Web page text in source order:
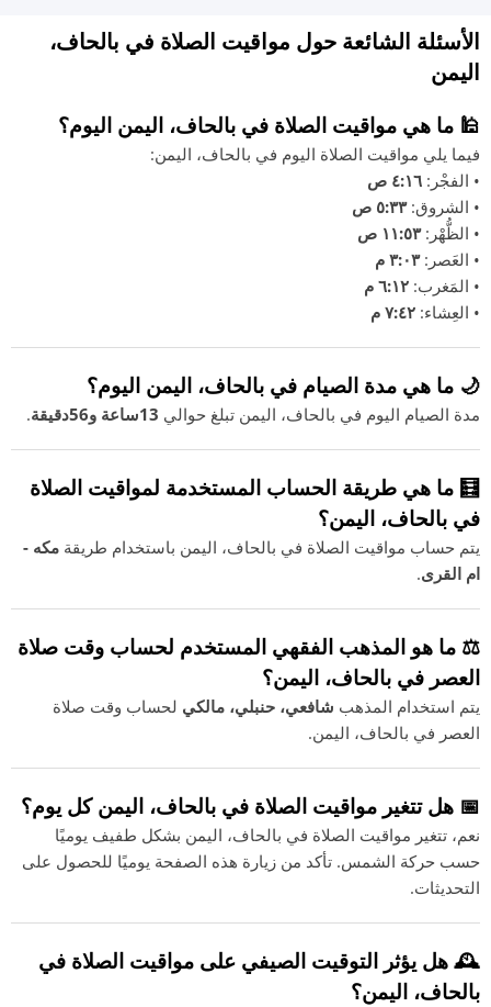
الأسئلة الشائعة حول مواقيت الصلاة في بالحاف،
اليمن
🕌 ما هي مواقيت الصلاة في بالحاف، اليمن اليوم؟
فيما يلي مواقيت الصلاة اليوم في بالحاف، اليمن:
• الفجْر: ٤:١٦ ص
• الشروق:٥:٣٣ ص
• الظُّهْر:١١:٥٣ ص
• العَصر:٣:٠٣ م
• المَغرب: ٦:١٢ م
• العِشاء: ٧:٤٢ م
🌙 ما هي مدة الصيام في بالحاف، اليمن اليوم؟
مدة الصيام اليوم في بالحاف، اليمن تبلغ حوالي 13ساعة و56دقيقة .
🧮 ما هي طريقة الحساب المستخدمة لمواقيت الصلاة
في بالحاف، اليمن؟
يتم حساب مواقيت الصلاة في بالحاف، اليمن باستخدام طريقة مكه -
ام القرى.
⚖️ ما هو المذهب الفقهي المستخدم لحساب وقت صلاة
العصر في بالحاف، اليمن؟
يتم استخدام المذهب شافعي، حنبلي، مالكي لحساب وقت صلاة
العصر في بالحاف، اليمن.
📅 هل تتغير مواقيت الصلاة في بالحاف، اليمن كل يوم؟
نعم، تتغير مواقيت الصلاة في بالحاف، اليمن بشكل طفيف يوميًا
حسب حركة الشمس. تأكد من زيارة هذه الصفحة يوميًا للحصول على
التحديثات.
🕰️ هل يؤثر التوقيت الصيفي على مواقيت الصلاة في
بالحاف، اليمن؟